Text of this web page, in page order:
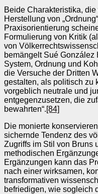
Beide Charakteristika,
Herstellung von
Praxisorientierung
Formulierung von Kritik
von
bemängelt Sué González
System, Ordnung und
die Versuche der Dritten
gestalten, als politisch zu
vorgeblich neutrale und
entgegenzusetzen, die
bewahrten“.[84]
Die monierte
sichernde Tendenz des
Zugriffs im Stil von Bruns
methodischen
Ergänzungen kann das
nach einer wirksamen,
transformativen
befriedigen, wie sogleich